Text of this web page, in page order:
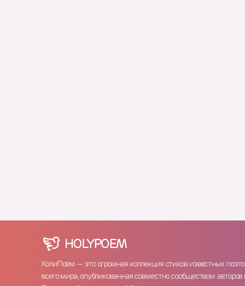
HOLYPOEM
ХолиПоем — это огромная коллекция стихов известных
всего мира, опубликованная совместно сообществом авторов